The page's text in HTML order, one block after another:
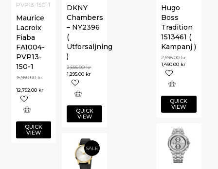
PVP13-150-1
Maurice
Lacroix
Fiaba
FA1004-
PVP13-
150-1
15,990.00kr
12,792.00 kr
QUICK
VIEW
Hugo
Boss
Tradition
1513461 (
Kampanj )
2,698.00kr
1,490.00 kr
QUICK
VIEW
DKNY
Chambers
– NY2396
(
Utförsäljning
)
2,595.00kr
1,295.00 kr
QUICK
VIEW
SALE